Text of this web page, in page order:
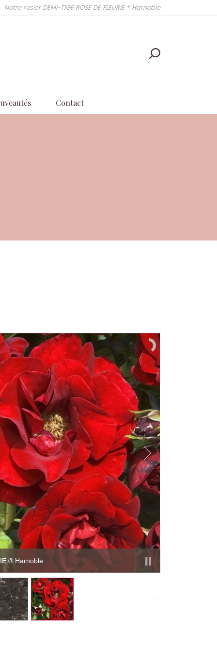
Notre rosier DEMI-TIGE ROSE DE FLEURIE ® Harnoble
Contact
® Harnoble